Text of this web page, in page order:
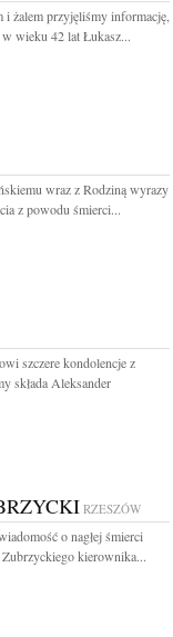
i żalem przyjęliśmy informację,
w wieku 42 lat Łukasz...
wraz z Rodziną wyrazy
z powodu śmierci...
szczere kondolencje z
składa Aleksander
RZESZÓW
o nagłej śmierci
kierownika...